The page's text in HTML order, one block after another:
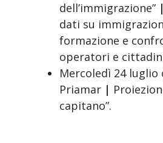
dell’immigrazione” |
dati su
formazione e
operatori e
Mercoledì 24 luglio
Priamar |
capitano”.